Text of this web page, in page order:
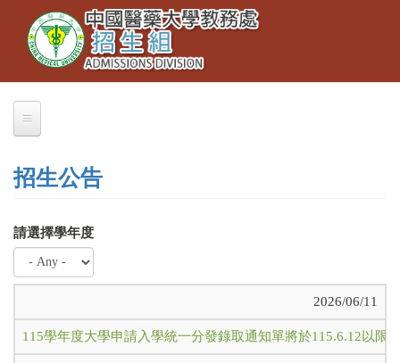
容
招生公告
請選擇學年度
2026/06/11
115學年度大學申請入學統一分發錄取通知單將於115.6.12以限